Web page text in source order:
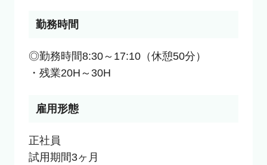
勤務時間
◎勤務時間8:30～17:10（休憩50分）
・残業20H～30H
雇用形態
正社員
試用期間3ヶ月